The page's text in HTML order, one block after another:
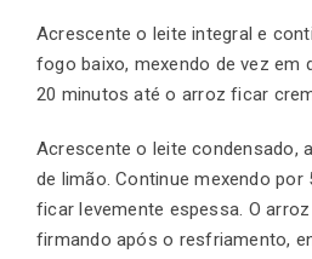
Acrescente o leite integral e
fogo baixo, mexendo de vez em
20 minutos até o arroz ficar
Acrescente o leite condensado,
de limão. Continue mexendo
ficar levemente espessa. O
firmando após o resfriamento,